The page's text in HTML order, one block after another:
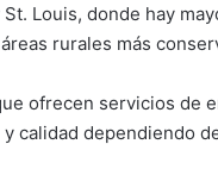
Louis, donde hay
rurales más
ofrecen servicios de
calidad dependiendo